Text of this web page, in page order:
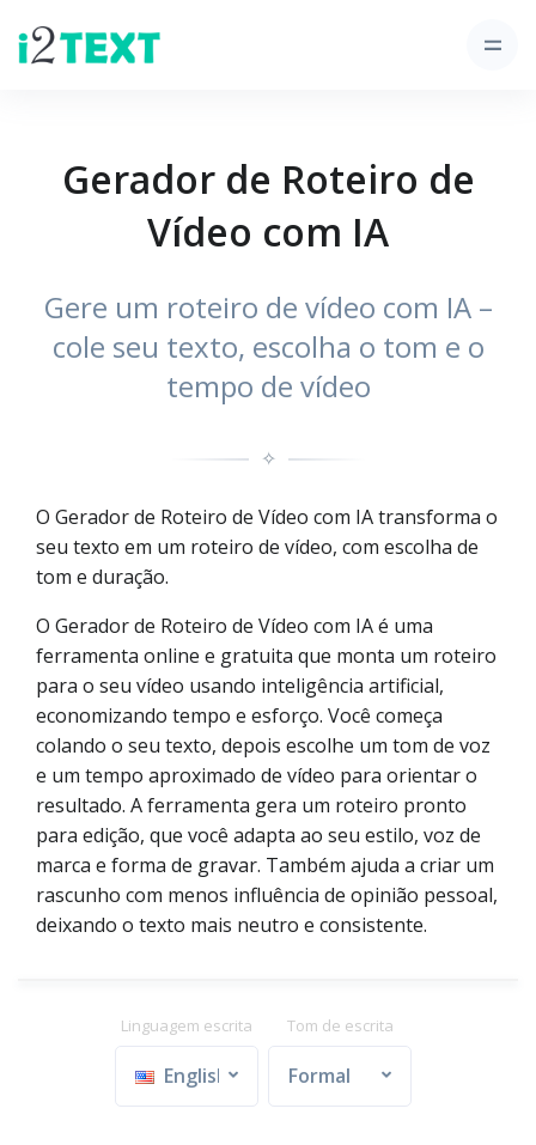
Gerador de Roteiro de
Vídeo com IA
Gere um roteiro de vídeo com IA –
cole seu texto, escolha o tom e o
tempo de vídeo
✧
O Gerador de Roteiro de Vídeo com IA transforma o
seu texto em um roteiro de vídeo, com escolha de
tom e duração.
O Gerador de Roteiro de Vídeo com IA é uma
ferramenta online e gratuita que monta um roteiro
para o seu vídeo usando inteligência artificial,
economizando tempo e esforço. Você começa
colando o seu texto, depois escolhe um tom de voz
e um tempo aproximado de vídeo para orientar o
resultado. A ferramenta gera um roteiro pronto
para edição, que você adapta ao seu estilo, voz de
marca e forma de gravar. Também ajuda a criar um
rascunho com menos influência de opinião pessoal,
deixando o texto mais neutro e consistente.
Linguagem escrita
English
Tom de escrita
Formal